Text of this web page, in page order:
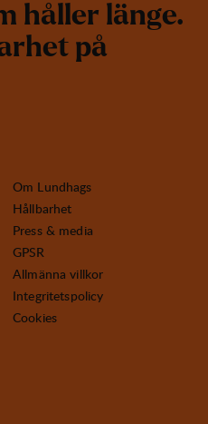
håller länge.
rhet på
Om Lundhags
Hållbarhet
Press & media
GPSR
Allmänna villkor
Integritetspolicy
Cookies